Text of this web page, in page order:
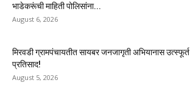
भाडेकरूंची माहिती पोलिसांना...
August 6, 2026
मिरवडी ग्रामपंचायतीत सायबर जनजागृती अभियानास उत्स्फूर्त
प्रतिसाद!
August 5, 2026